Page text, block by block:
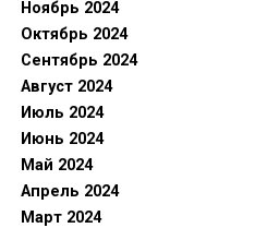
Ноябрь 2024
Октябрь 2024
Сентябрь 2024
Август 2024
Июль 2024
Июнь 2024
Май 2024
Апрель 2024
Март 2024